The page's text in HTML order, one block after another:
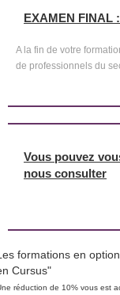
EXAMEN FINAL
A la fin de votre
de professionnels du
Vous pouvez
nous consulter
formations en
Cursus"
réduction de 10% vous est